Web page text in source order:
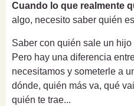
Cuando lo que realmente
algo, necesito saber quién
Saber con quién sale un
Pero hay una diferencia
necesitamos y someterle a
dónde, quién más va, qué
quién te trae...